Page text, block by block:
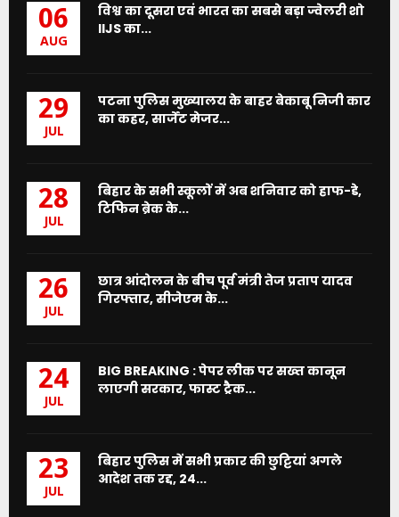
06
AUG
विश्व का दूसरा एवं भारत का सबसे बड़ा ज्वेलरी शो
IIJS का...
29
JUL
पटना पुलिस मुख्यालय के बाहर बेकाबू निजी कार
का कहर, सार्जेंट मेजर...
28
JUL
बिहार के सभी स्कूलों में अब शनिवार को हाफ-डे,
टिफिन ब्रेक के...
26
JUL
छात्र आंदोलन के बीच पूर्व मंत्री तेज प्रताप यादव
गिरफ्तार, सीजेएम के...
24
JUL
BIG BREAKING : पेपर लीक पर सख्त कानून
लाएगी सरकार, फास्ट ट्रैक...
23
JUL
बिहार पुलिस में सभी प्रकार की छुट्टियां अगले
आदेश तक रद्द, 24...